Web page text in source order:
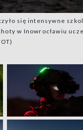
się intensywne
w Inowrocławiu